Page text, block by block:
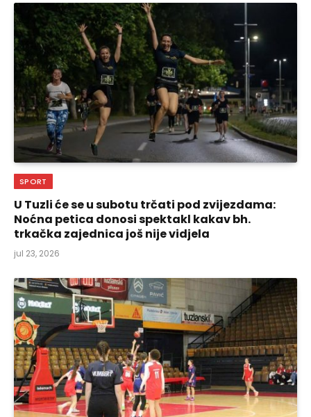
SPORT
U Tuzli će se u subotu trčati pod zvijezdama:
Noćna petica donosi spektakl kakav bh.
trkačka zajednica još nije vidjela
jul 23, 2026